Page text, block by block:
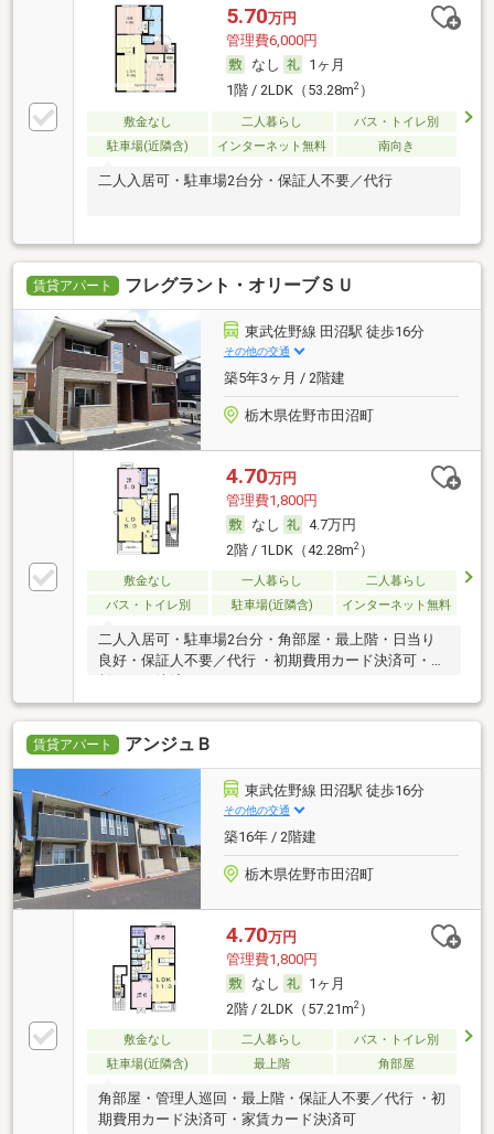
5.70万円
管理費6,000円
なし
1ヶ月
1階 / 2LDK（53.28m2）
敷金なし 二人暮らし
バス・トイレ別
駐車場(近隣含)
インターネット無料 南向き
二人入居可・駐車場2台分・保証人不要／代行
賃貸アパート フレグラント・オリーブＳＵ
東武佐野線 田沼駅 徒歩16分
その他の交通
築5年3ヶ月 / 2階建
栃木県佐野市田沼町
4.70万円
管理費1,800円
なし
4.7万円
2階 / 1LDK（42.28m2）
敷金なし 一人暮らし
二人暮らし
バス・トイレ別
駐車場(近隣含) インターネット無料
二人入居可・駐車場2台分・角部屋・最上階・日当り
良好・保証人不要／代行 ・初期費用カード決済可・家
賃貸アパート アンジュＢ
東武佐野線 田沼駅 徒歩16分
その他の交通
築16年 / 2階建
栃木県佐野市田沼町
4.70万円
管理費1,800円
なし
1ヶ月
2階 / 2LDK（57.21m2）
敷金なし 二人暮らし
バス・トイレ別
駐車場(近隣含)
最上階 角部屋
角部屋・管理人巡回・最上階・保証人不要／代行 ・初
期費用カード決済可・家賃カード決済可